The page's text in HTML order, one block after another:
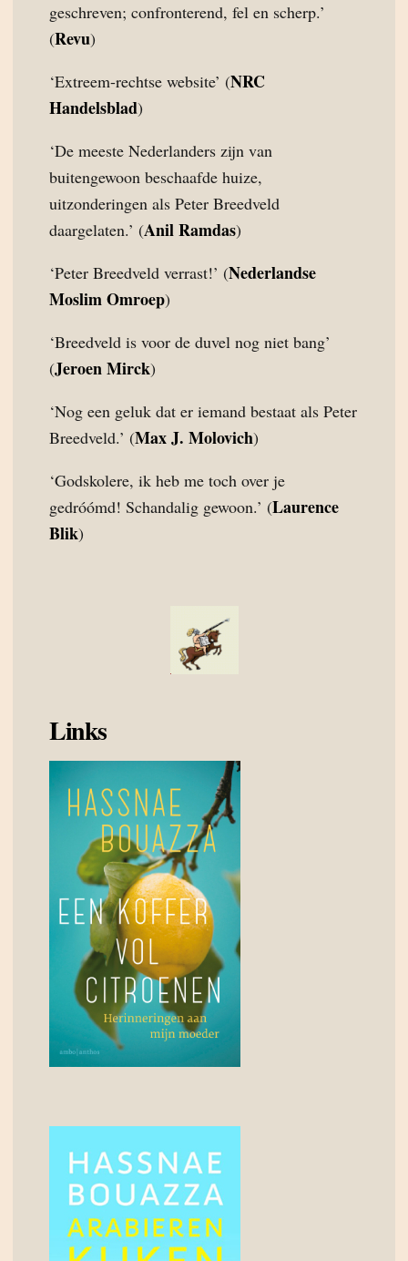
geschreven; confronterend, fel en scherp.’
(Revu)
‘Extreem-rechtse website’ (NRC
Handelsblad)
‘De meeste Nederlanders zijn van
buitengewoon beschaafde huize,
uitzonderingen als Peter Breedveld
daargelaten.’ (Anil Ramdas)
‘Peter Breedveld verrast!’ (Nederlandse
Moslim Omroep)
‘Breedveld is voor de duvel nog niet bang’
(Jeroen Mirck)
‘Nog een geluk dat er iemand bestaat als Peter
Breedveld.’ (Max J. Molovich)
‘Godskolere, ik heb me toch over je
gedróómd! Schandalig gewoon.’ (Laurence
Blik)
Links